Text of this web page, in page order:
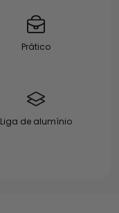
Prático
Liga de alumínio